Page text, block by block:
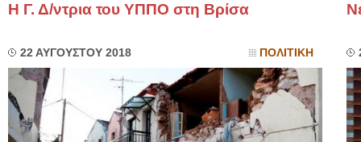
Η Γ. Δ/ντρια του ΥΠΠΟ στη Βρίσα
22 ΑΥΓΟΥΣΤΟΥ 2018 ΠΟΛΙΤΙΚΗ